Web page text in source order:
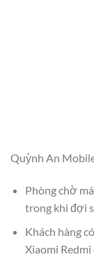
Quỳnh An
Phòng chờ
trong khi đợi
Khách hàng
Xiaomi